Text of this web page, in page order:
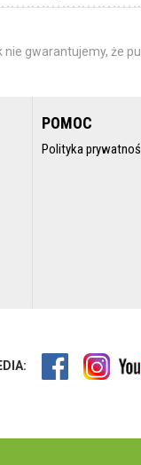
gwarantujemy, że
POMOC
Polityka